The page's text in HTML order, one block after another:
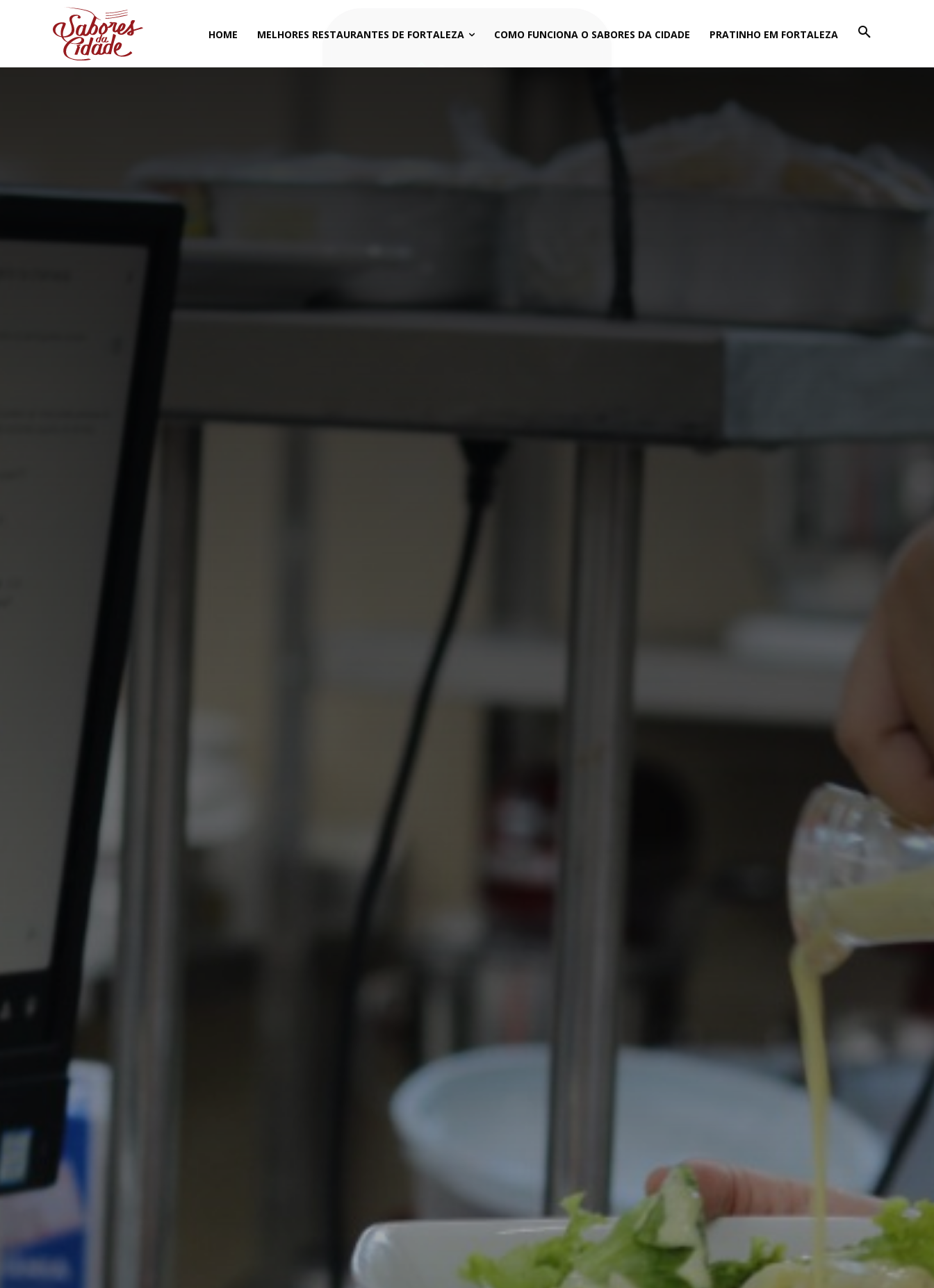
HOME MELHORES RESTAURANTES DE FORTALEZA COMO FUNCIONA O SABORES DA CIDADE PRATINHO EM FORTALEZA